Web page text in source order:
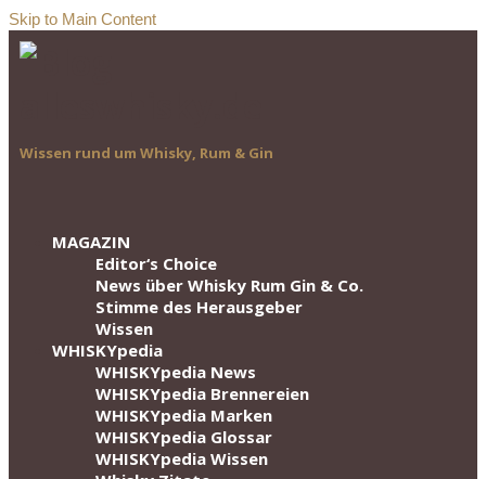
Skip to Main Content
Wissen rund um Whisky, Rum & Gin
MAGAZIN
Editor‘s Choice
News über Whisky Rum Gin & Co.
Stimme des Herausgeber
Wissen
WHISKYpedia
WHISKYpedia News
WHISKYpedia Brennereien
WHISKYpedia Marken
WHISKYpedia Glossar
WHISKYpedia Wissen